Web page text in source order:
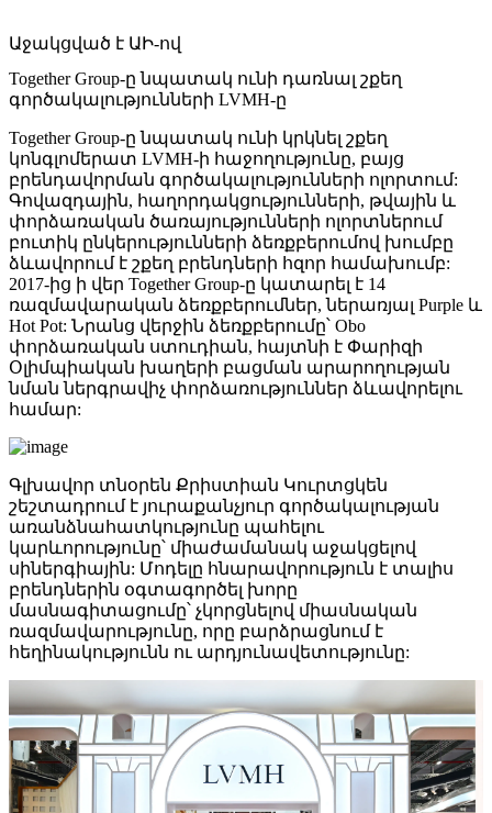
Աջակցված է ԱԻ-ով
Together Group-ը նպատակ ունի դառնալ շքեղ
գործակալությունների LVMH-ը
Together Group-ը նպատակ ունի կրկնել շքեղ
կոնգլոմերատ LVMH-ի հաջողությունը, բայց
բրենդավորման գործակալությունների ոլորտում:
Գովազդային, հաղորդակցությունների, թվային և
փորձառական ծառայությունների ոլորտներում
բուտիկ ընկերությունների ձեռքբերումով խումբը
ձևավորում է շքեղ բրենդների հզոր համախումբ:
2017-ից ի վեր Together Group-ը կատարել է 14
ռազմավարական ձեռքբերումներ, ներառյալ Purple և
Hot Pot: Նրանց վերջին ձեռքբերումը՝ Obo
փորձառական ստուդիան, հայտնի է Փարիզի
Օլիմպիական խաղերի բացման արարողության
նման ներգրավիչ փորձառություններ ձևավորելու
համար:
Գլխավոր տնօրեն Քրիստիան Կուրտցկեն
շեշտադրում է յուրաքանչյուր գործակալության
առանձնահատկությունը պահելու
կարևորությունը՝ միաժամանակ աջակցելով
սիներգիային: Մոդելը հնարավորություն է տալիս
բրենդներին օգտագործել խորը
մասնագիտացումը՝ չկորցնելով միասնական
ռազմավարությունը, որը բարձրացնում է
հեղինակությունն ու արդյունավետությունը: